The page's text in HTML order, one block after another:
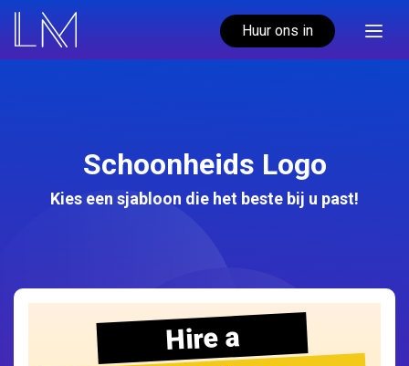
Huur ons in
Schoonheids Logo
Kies een sjabloon die het beste bij u past!
Hire a